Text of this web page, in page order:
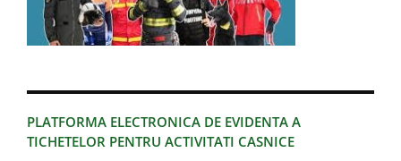
PLATFORMA ELECTRONICA DE EVIDENTA A
TICHETELOR PENTRU ACTIVITATI CASNICE